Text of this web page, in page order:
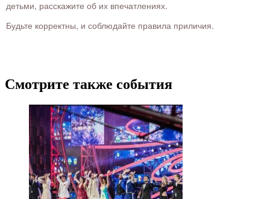
детьми, расскажите об их впечатлениях.
Будьте корректны, и соблюдайте правила приличия.
Смотрите также события